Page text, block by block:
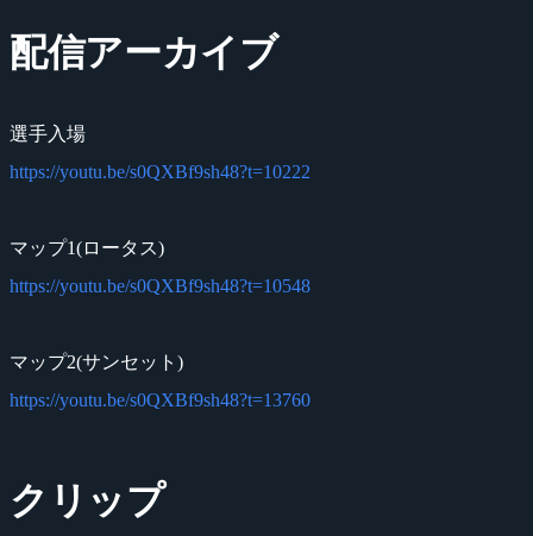
配信アーカイブ
選手入場
https://youtu.be/s0QXBf9sh48?t=10222
マップ1(ロータス)
https://youtu.be/s0QXBf9sh48?t=10548
マップ2(サンセット)
https://youtu.be/s0QXBf9sh48?t=13760
クリップ